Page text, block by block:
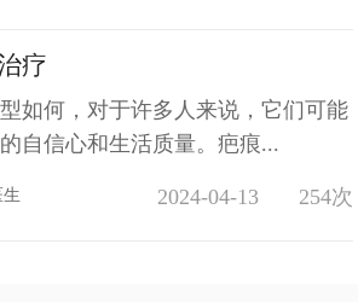
疗
如何，对于许多人来说，它们可能
自信心和生活质量。疤痕...
生 2024-04-13 254次